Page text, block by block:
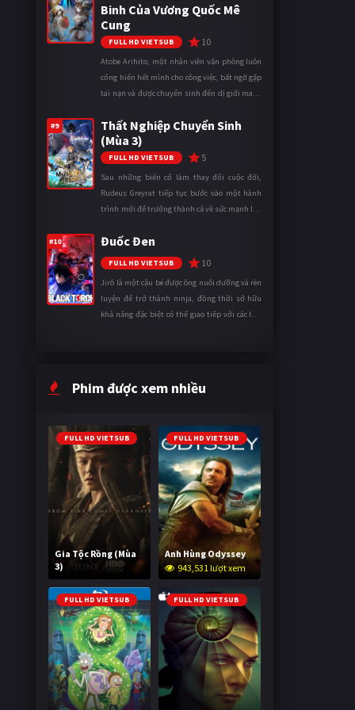
Binh Của Vương Quốc Mê
Cung
FULL HD VIETSUB 10
Atobe Arihito, một nhân viên văn phòng luôn
cống hiến hết mình cho công việc, bất ngờ gặp
tai nạn và được chuyển sinh đến dị giới mang
thành một mạo hiểm gi ...
#9
Thất Nghiệp Chuyển Sinh
(Mùa 3)
FULL HD VIETSUB 5
Sau những biến cố làm thay đổi cuộc đời,
Rudeus Greyrat tiếp tục bước vào một hành
trình mới để trưởng thành cả về sức mạnh lẫn
ngày càng khắc nghiệt, anh ...
#10 Đuốc Đen
FULL HD VIETSUB 10
Jirô là một cậu bé được ông nuôi dưỡng và rèn
luyện để trở thành ninja, đồng thời sở hữu
khả năng đặc biệt có thể giao tiếp với các loài
Phim được xem nhiều
FULL HD VIETSUB
Gia Tộc Rồng (Mùa
3)
2,012,159 lượt xem
FULL HD VIETSUB
Anh Hùng Odyssey
943,531 lượt xem
FULL HD VIETSUB FULL HD VIETSUB